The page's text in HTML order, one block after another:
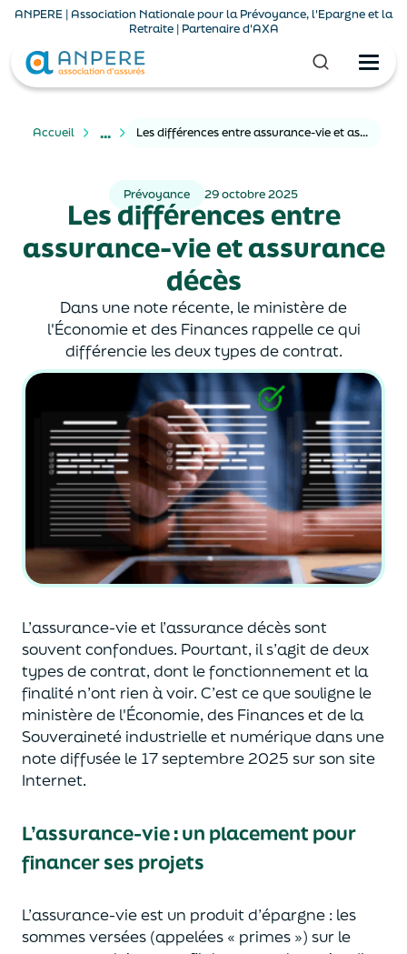
ANPERE | Association Nationale pour la Prévoyance, l'Epargne et la
Retraite | Partenaire d'AXA
Accueil ... Les différences entre assurance-vie et assurance décès
Prévoyance 29 octobre 2025
Les différences entre
assurance-vie et assurance
décès
Dans une note récente, le ministère de
l'Économie et des Finances rappelle ce qui
différencie les deux types de contrat.
L’assurance-vie et l’assurance décès sont
souventconfondues. Pourtant, il s’agit de deux
types de contrat, dont le fonctionnement et la
finalité n’ont rien à voir. C’est ce que souligne le
ministère de l'Économie, des Financeset de la
Souveraineté industrielle et numériquedans une
note diffusée le 17 septembre 2025 sur son site
Internet.
L’assurance-vie : un placement pour
financer ses projets
L’assurance-vie est un produit d’épargne : les
sommes versées (appelées « primes ») sur le